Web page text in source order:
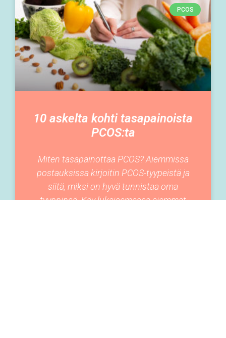
PCOS
10 askelta kohti tasapainoista
PCOS:ta
Miten tasapainottaa PCOS? Aiemmissa
postauksissa kirjoitin PCOS-tyypeistä ja
siitä, miksi on hyvä tunnistaa oma
tyyppinsä. Käy lukaisemassa aiemmat